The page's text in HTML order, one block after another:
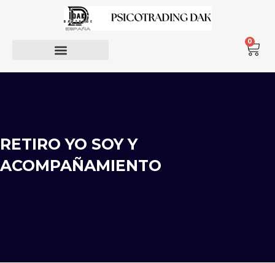
0
RETIRO YO SOY Y
ACOMPAÑAMIENTO